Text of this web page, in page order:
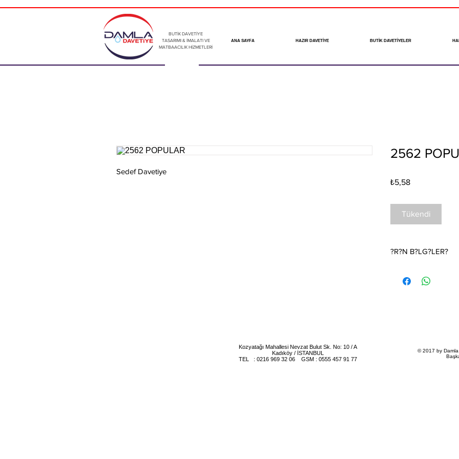
BUTİK DAVETİYE
TASARIMI & İMALATI VE
MATBAACILIK HİZMETLERİ
ANA SAYFA HAZIR DAVETİYE BUTİK DAVETİYELER
Sedef Davetiye
2562
₺5,58Fiyat
Tükendi
?R?N B?LG?LER?
(1 kutu 100
Kozyatağı Mahallesi Nevzat Bulut Sk. No: 10 / A
Kadıköy / İSTANBUL
TEL : 0216 969 32 06 GSM : 0555 457 91 77
© 2017 by Damla